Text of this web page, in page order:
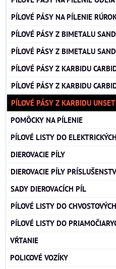
PÍLOVÉ PÁSY NA PÍLENIE
PÍLOVÉ PÁSY Z BIMETALU
PÍLOVÉ PÁSY Z BIMETALU
PÍLOVÉ PÁSY Z KARBIDU
PÍLOVÉ PÁSY Z KARBIDU
PÍLOVÉ PÁSY Z KARBIDU
POMÔCKY NA PÍLENIE
PÍLOVÉ LISTY DO
DIEROVACIE PÍLY
DIEROVACIE PÍLY
SADY DIEROVACÍCH PÍL
PÍLOVÉ LISTY DO
PÍLOVÉ LISTY DO
VŔTANIE
POLICOVÉ VOZÍKY